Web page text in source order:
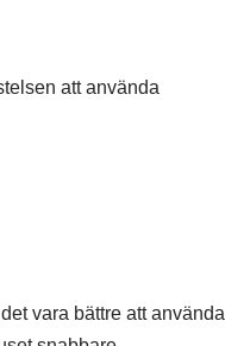
att använda
vara bättre att använda